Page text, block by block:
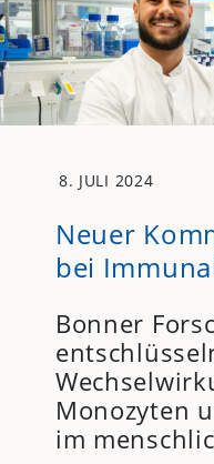
8. JULI 2024
Neuer
bei
Bonner
Monozyten
im